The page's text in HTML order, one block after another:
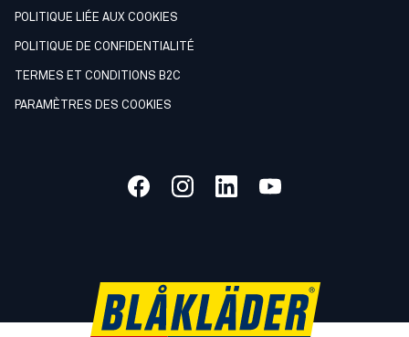
POLITIQUE LIÉE AUX COOKIES
POLITIQUE DE CONFIDENTIALITÉ
TERMES ET CONDITIONS B2C
PARAMÈTRES DES COOKIES